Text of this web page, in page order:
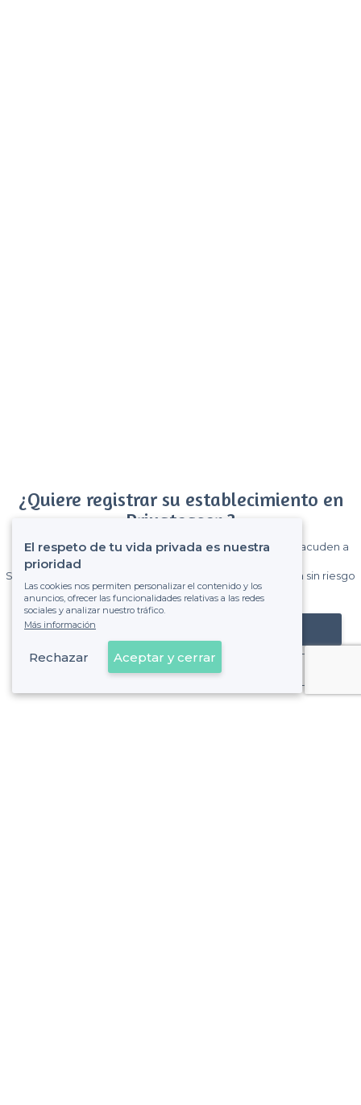
¿Quiere registrar su establecimiento en
Privateaser ?
Gane muchos clientes entre el millón de visitantes que acuden a
Sin comisiones y sin compromiso, pagas una cantidad fija sin riesgo
de ver la factura.
Registrar mi establecimiento
Ya es cliente
El respeto de tu vida privada es nuestra
prioridad
Las cookies nos permiten personalizar el contenido y los
anuncios, ofrecer las funcionalidades relativas a las redes
sociales y analizar nuestro tráfico.
Más información
Rechazar Aceptar y cerrar